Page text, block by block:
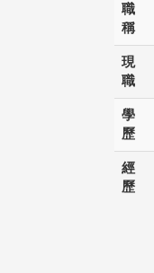
職
稱
現
職
學
歷
經
歷